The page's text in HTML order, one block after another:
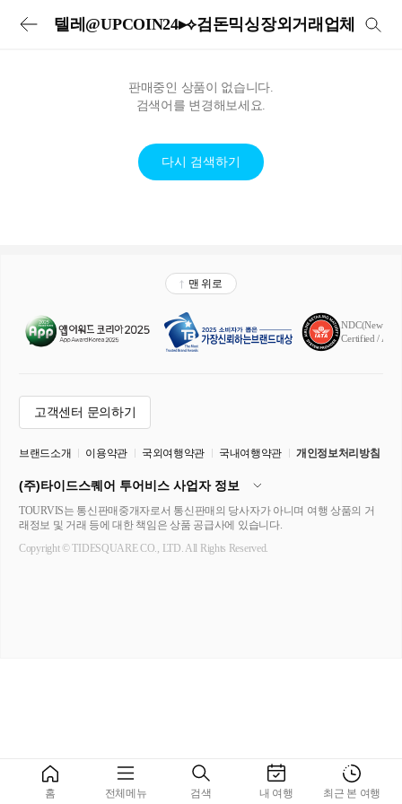
텔레@UPCOIN24▸⟡검돈믹싱장외거래업체
판매중인 상품이 없습니다.
검색어를 변경해보세요.
다시 검색하기